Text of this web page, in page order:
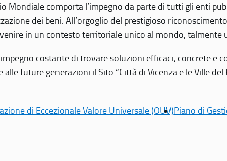
Mondiale comporta l’impegno da parte di tutti gli enti
dei beni. All’orgoglio del prestigioso
in un contesto territoriale unico al mondo,
costante di trovare soluzioni efficaci, concrete e
future generazioni il Sito “Città di Vicenza e le Ville
di Eccezionale Valore Universale (OUV)Piano di